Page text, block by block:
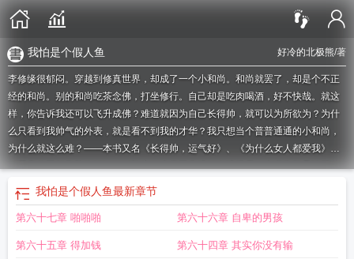
好冷的北极熊/著
我怕是个假人鱼
李修缘很郁闷。穿越到修真世界，却成了一个小和尚。和尚就罢了，却是个不正
经的和尚。别的和尚吃茶念佛，打坐修行。自己却是吃肉喝酒，好不快哉。就这
样，你告诉我还可以飞升成佛？难道就因为自己长得帅，就可以为所欲为？为什
么只看到我帅气的外表，就是看不到我的才华？我只想当个普普通通的小和尚，
为什么就这么难？——本书又名《长得帅，运气好》、《为什么女人都爱我》、
《我真的不想靠脸吃饭》、《施主，小僧不化缘》友情提示，本书为极品沙雕
文，看的时候勿带脑子。切记！切记！如果您喜欢我怕是当了个假和尚，别忘记
分享给朋友.
鱼我怕是当了个假和尚怎么办 我怕是修了个假仙 有一说一我怕不是一个假的
当了个假和尚 好冷的北极熊
我怕是穿了个假越我怕是当了个假和尚的说说
我怕是个假人鱼最新章节
第六十七章 啪啪啪 第六十六章 自卑的男孩
第六十五章 得加钱 第六十四章 其实你没有输